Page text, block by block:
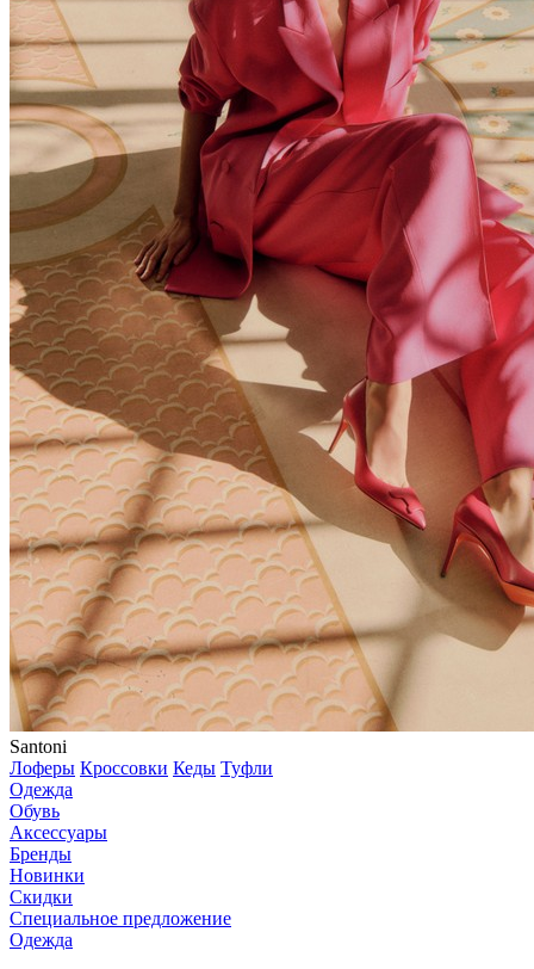
Santoni
Лоферы Кроссовки Кеды Туфли
Одежда
Обувь
Аксессуары
Бренды
Новинки
Скидки
Специальное предложение
Одежда